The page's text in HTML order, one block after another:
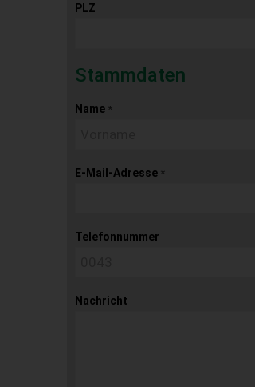
PLZ
Stammdaten
Name *
E-Mail-Adresse *
Telefonnummer
Nachricht